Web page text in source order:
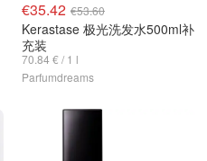
€35.42 €53.60
Kerastase 极光洗发水500ml补
充装
70.84 € / 1 l
Parfumdreams